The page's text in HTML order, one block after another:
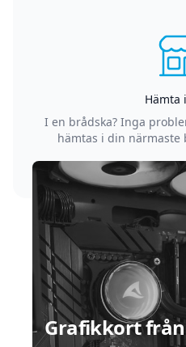
Hämta
I en brådska? Inga
hämtas i din
Grafikkort